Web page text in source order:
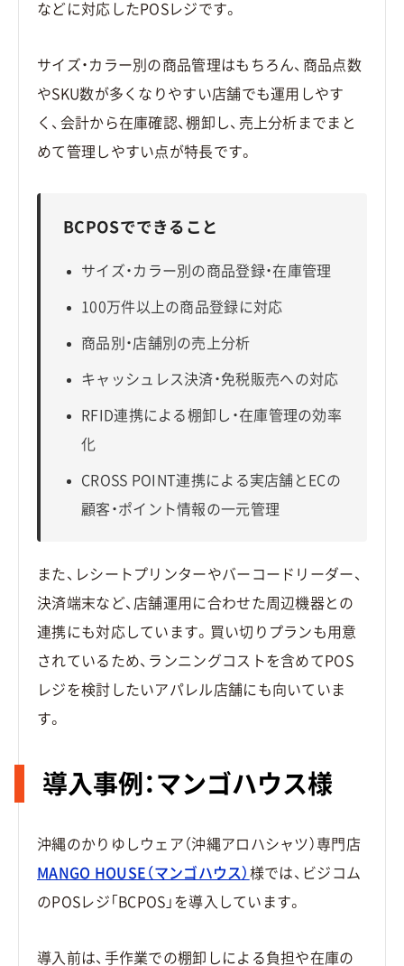
などに対応したPOSレジです。
サイズ・カラー別の商品管理はもちろん、商品点数
やSKU数が多くなりやすい店舗でも運用しやす
く、会計から在庫確認、棚卸し、売上分析までまと
めて管理しやすい点が特長です。
BCPOSでできること
サイズ・カラー別の商品登録・在庫管理
100万件以上の商品登録に対応
商品別・店舗別の売上分析
キャッシュレス決済・免税販売への対応
RFID連携による棚卸し・在庫管理の効率
化
CROSS POINT連携による実店舗とECの
顧客・ポイント情報の一元管理
また、レシートプリンターやバーコードリーダー、
決済端末など、店舗運用に合わせた周辺機器との
連携にも対応しています。買い切りプランも用意
されているため、ランニングコストを含めてPOS
レジを検討したいアパレル店舗にも向いていま
す。
導入事例：マンゴハウス様
沖縄のかりゆしウェア（沖縄アロハシャツ）専門店
MANGO HOUSE（マンゴハウス） 様では、ビジコム
のPOSレジ「BCPOS」を導入しています。
導入前は、手作業での棚卸しによる負担や在庫の